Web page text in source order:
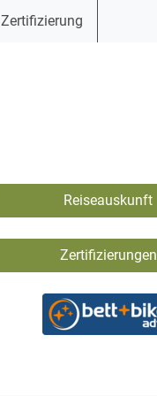
Zertifizierung
Reiseauskunft
Zertifizierungen